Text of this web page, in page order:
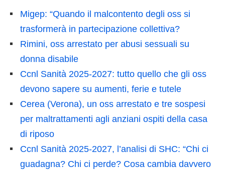
Migep: “Quando il malcontento degli oss si
trasformerà in partecipazione collettiva?
Rimini, oss arrestato per abusi sessuali su
donna disabile
Ccnl Sanità 2025-2027: tutto quello che gli oss
devono sapere su aumenti, ferie e tutele
Cerea (Verona), un oss arrestato e tre sospesi
per maltrattamenti agli anziani ospiti della casa
di riposo
Ccnl Sanità 2025-2027, l’analisi di SHC: “Chi ci
guadagna? Chi ci perde? Cosa cambia davvero